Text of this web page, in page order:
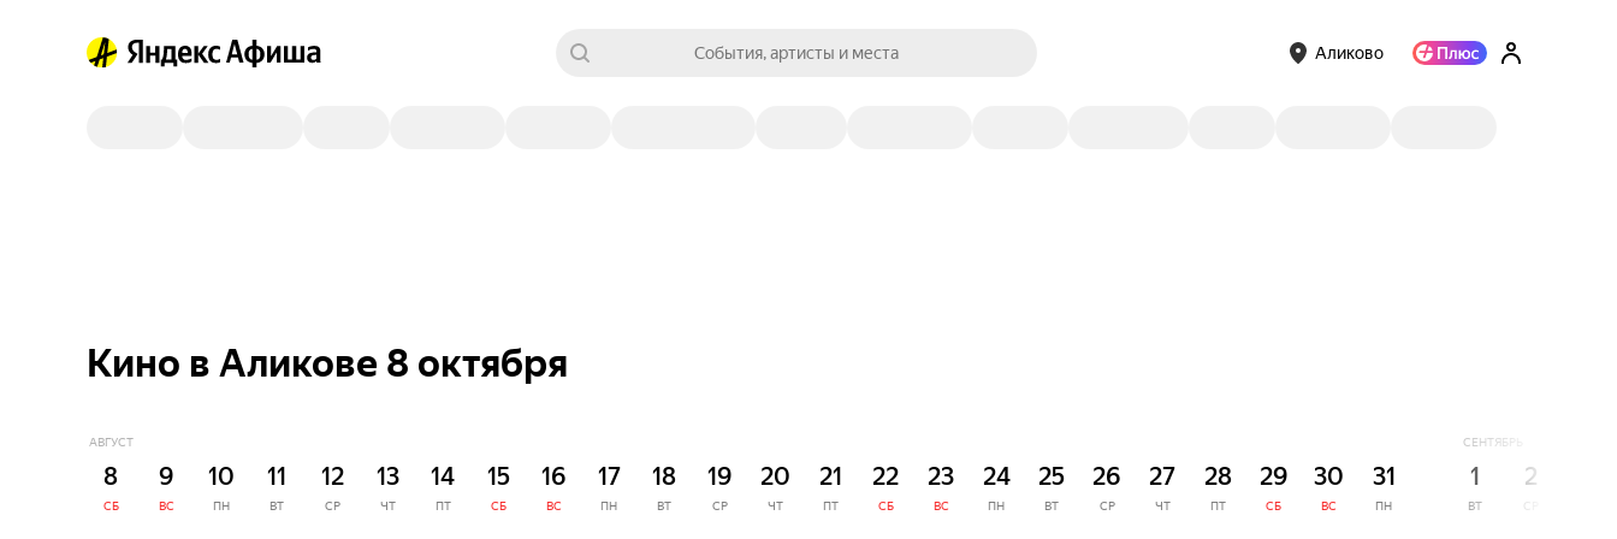
События, артисты и места Аликово
Кино в Аликове 8 октября
АВГУСТ
8
СБ
9
ВС
10
ПН
11
ВТ
12
СР
13
ЧТ
14
ПТ
15
СБ
16
ВС
17
ПН
18
ВТ
19
СР
20
ЧТ
21
ПТ
22
СБ
23
ВС
24
ПН
25
ВТ
26
СР
27
ЧТ
28
ПТ
29
СБ
30
ВС
31
ПН
СЕНТЯБРЬ
1
ВТ
2